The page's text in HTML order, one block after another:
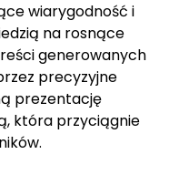
wiarygodność i
na rosnące
generowanych
precyzyjne
prezentację
która przyciągnie